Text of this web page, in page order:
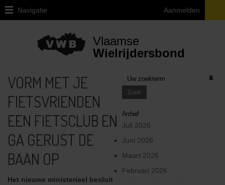
Navigatie Aanmelden
Over
Juridische
vragen
ivm
de
fiets
Provinciale
afgevaardigden
uitleendiensten
Vlaamse
Wielrijdersbond
VORM MET JE
FIETSVRIENDEN
EEN FIETSCLUB EN
GA GERUST DE
BAAN OP
Het nieuwe ministerieel besluit
Archief
Juli 2026
1
Juni 2026
1
Maart 2026
1
Februari 2026
1
1
2
1
1
1
1
3
2
1
2
2
1
1
1
2
2
2
3
1
2
1
2
1
2
2
1
1
3
1
3
1
2
2
4
1
1
1
3
3
5
2
4
2
3
4
5
1
4
2
1
1
1
1
1
1
1
1
2
1
1